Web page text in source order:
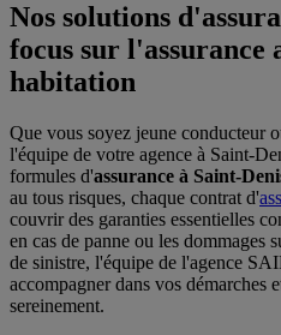
Nos solutions
focus sur l'assurance
habitation
Que vous soyez jeune conducteur
l'équipe de votre agence à Saint-
formules d'assurance à Saint-
au tous risques, chaque contrat d'
couvrir des garanties essentielles
en cas de panne ou les dommages
de sinistre, l'équipe de l'agence
accompagner dans vos démarches
sereinement.